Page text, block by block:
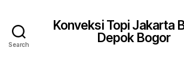
Search
Konveksi Topi Jakarta
Depok Bogor